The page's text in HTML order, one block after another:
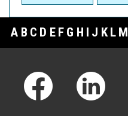
A B C D E F G H I J K L M